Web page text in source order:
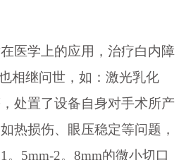
医学上的应用，治疗白内障
相继问世，如：激光乳化
处置了设备自身对手术所产
热损伤、眼压稳定等问题，
。5mm-2。8mm的微小切口